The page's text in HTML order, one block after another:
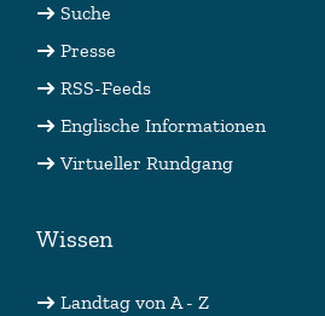
Suche
Presse
RSS-Feeds
Englische Informationen
Virtueller Rundgang
Wissen
Landtag von A - Z